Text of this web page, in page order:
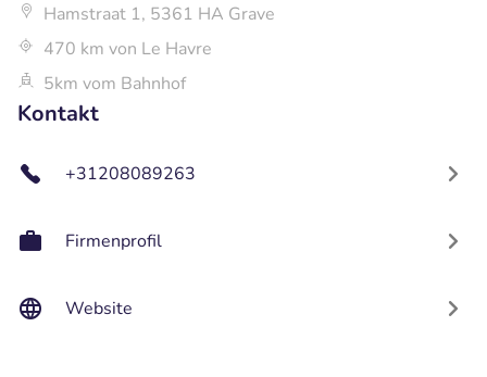
Hamstraat 1, 5361 HA Grave
470 km von Le Havre
5km vom Bahnhof
Kontakt
+31208089263
Firmenprofil
Website